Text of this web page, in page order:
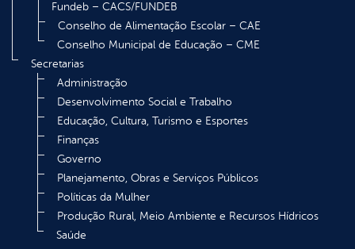
Fundeb – CACS/FUNDEB
Conselho de Alimentação Escolar – CAE
Conselho Municipal de Educação – CME
Secretarias
Administração
Desenvolvimento Social e Trabalho
Educação, Cultura, Turismo e Esportes
Finanças
Governo
Planejamento, Obras e Serviços Públicos
Políticas da Mulher
Produção Rural, Meio Ambiente e Recursos Hídricos
Saúde